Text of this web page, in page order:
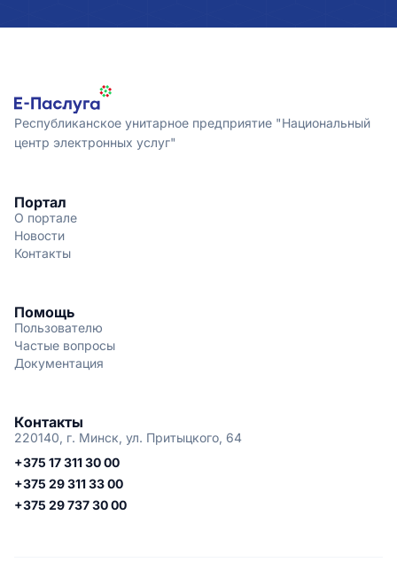
Республиканское унитарное предприятие "Национальный
центр электронных услуг"
Портал
О портале
Новости
Контакты
Помощь
Пользователю
Частые вопросы
Документация
Контакты
220140, г. Минск, ул. Притыцкого, 64
+375 17 311 30 00
+375 29 311 33 00
+375 29 737 30 00